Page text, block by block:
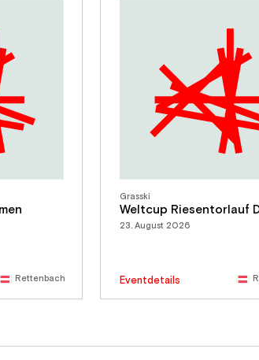
Rettenbach
Grasski
Weltcup Riesentorlauf
23. August 2026
Eventdetails